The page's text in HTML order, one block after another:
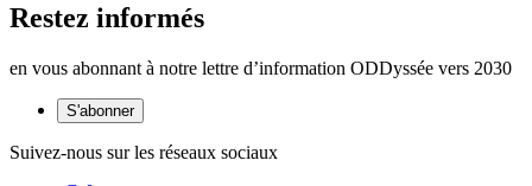
Restez informés
en vous abonnant à notre lettre d’information ODDyssée vers 2030
S'abonner
Suivez-nous sur les réseaux sociaux